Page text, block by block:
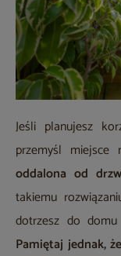
Jeśli planujesz
przemyśl miejsce
oddalona od
takiemu
dotrzesz do
Pamiętaj jednak,